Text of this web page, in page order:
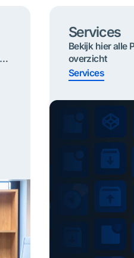
Services
Bekijk hier alle
overzicht
Services